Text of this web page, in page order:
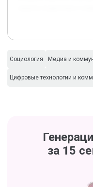
Социология Медиа и
Цифровые технологии и
за 15